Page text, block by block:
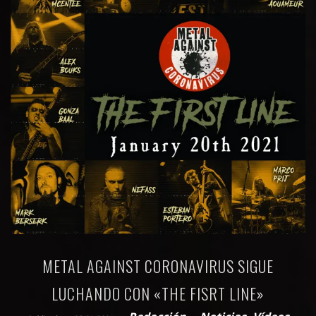
METAL AGAINST CORONAVIRUS SIGUE
LUCHANDO CON «THE FISRT LINE»